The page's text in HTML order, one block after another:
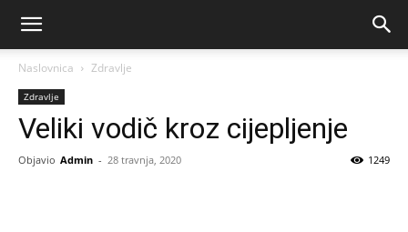
Naslovnica Zdravlje
Zdravlje
Veliki vodič kroz cijepljenje
Objavio Admin - 28 travnja, 2020 1249